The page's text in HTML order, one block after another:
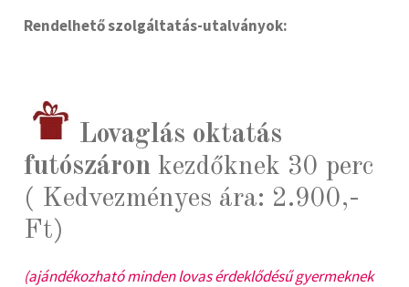
Rendelhető szolgáltatás-utalványok:
Lovaglás oktatás
futószáron kezdőknek 30 perc
( Kedvezményes ára: 2.900,-
Ft)
(ajándékozható minden lovas érdeklődésű gyermeknek